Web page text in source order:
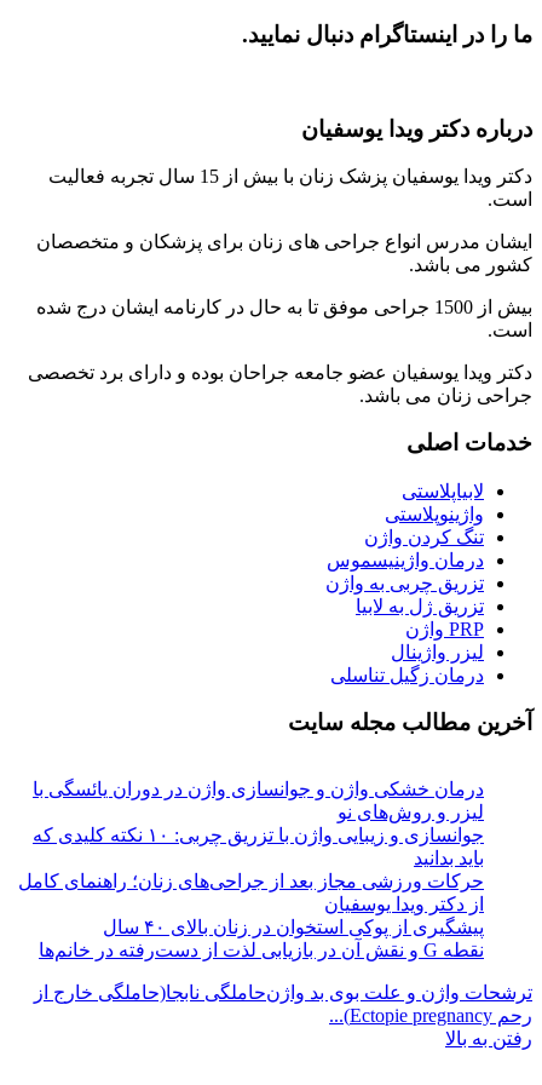
ما را در اینستاگرام دنبال نمایید.
درباره دکتر ویدا یوسفیان
دکتر ویدا یوسفیان پزشک زنان با بیش از 15 سال تجربه فعالیت
است.
ایشان مدرس انواع جراحی های زنان برای پزشکان و متخصصان
کشور می باشد.
بیش از 1500 جراحی موفق تا به حال در کارنامه ایشان درج شده
است.
دکتر ویدا یوسفیان عضو جامعه جراحان بوده و دارای برد تخصصی
جراحی زنان می باشد.
خدمات اصلی
لابیاپلاستی
واژینوپلاستی
تنگ کردن واژن
درمان واژینیسموس
تزریق چربی به واژن
تزریق ژل به لابیا
PRP واژن
لیزر واژینال
درمان زگیل تناسلی
آخرین مطالب مجله سایت
درمان خشکی واژن و جوانسازی واژن در دوران یائسگی با
لیزر و روش‌های نو
جوانسازی و زیبایی واژن با تزریق چربی: ۱۰ نکته کلیدی که
باید بدانید
حرکات ورزشی مجاز بعد از جراحی‌های زنان؛ راهنمای کامل
از دکتر ویدا یوسفیان
پیشگیری از پوکی استخوان در زنان بالای ۴۰ سال
نقطه G و نقش آن در بازیابی لذت از دست‌رفته در خانم‌ها
ترشحات واژن و علت بوی بد واژنحاملگی نابجا(حاملگی خارج از
رحم Ectopie pregnancy)...
رفتن به بالا